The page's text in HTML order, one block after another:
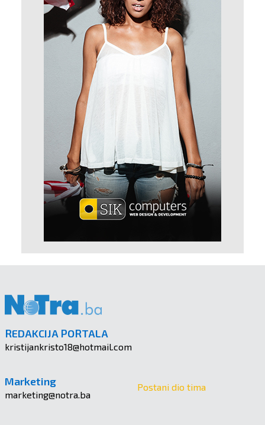
REDAKCIJA PORTALA
kristijankristo18@hotmail.com
Marketing
marketing@notra.ba
Postani dio tima